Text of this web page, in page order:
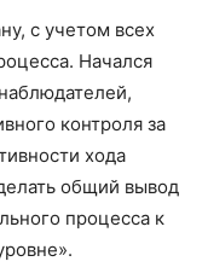
с учетом всех
Начался
контроля за
хода
общий вывод
процесса к